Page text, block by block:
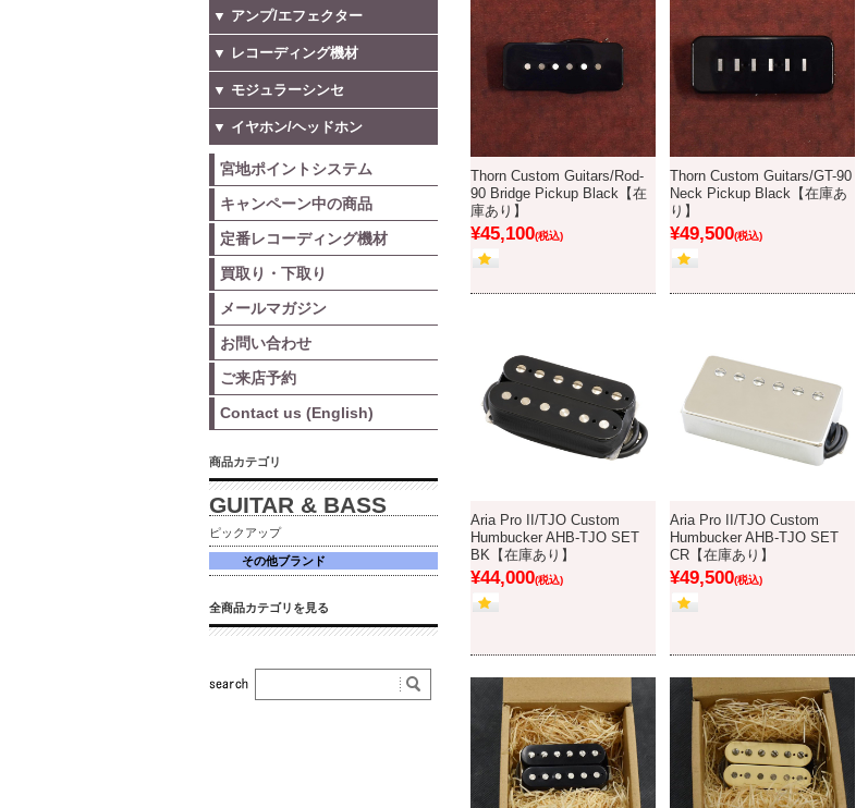
Thorn Custom Guitars/Rod-
90 Bridge Pickup Black【在
庫あり】
¥45,100(税込)
Thorn Custom Guitars/GT-90
Neck Pickup Black【在庫あ
り】
¥49,500(税込)
Aria Pro II/TJO Custom
Humbucker AHB-TJO SET
BK【在庫あり】
¥44,000(税込)
Aria Pro II/TJO Custom
Humbucker AHB-TJO SET
CR【在庫あり】
¥49,500(税込)
▼ アンプ/エフェクター
▼ レコーディング機材
▼ モジュラーシンセ
▼ イヤホン/ヘッドホン
宮地ポイントシステム
キャンペーン中の商品
定番レコーディング機材
買取り・下取り
メールマガジン
お問い合わせ
ご来店予約
Contact us (English)
商品カテゴリ
GUITAR & BASS
ピックアップ
その他ブランド
全商品カテゴリを見る